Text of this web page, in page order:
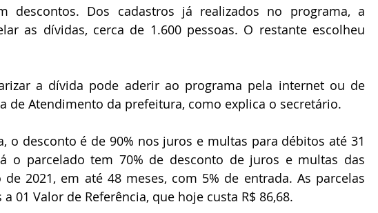
descontos. Dos cadastros já realizados no programa, a
as dívidas, cerca de 1.600 pessoas. O restante escolheu
a dívida pode aderir ao programa pela internet ou de
de Atendimento da prefeitura, como explica o secretário.
o desconto é de 90% nos juros e multas para débitos até 31
o parcelado tem 70% de desconto de juros e multas das
2021, em até 48 meses, com 5% de entrada. As parcelas
01 Valor de Referência, que hoje custa R$ 86,68.